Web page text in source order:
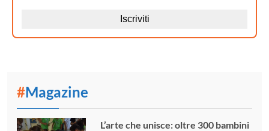
#Magazine
L’arte che unisce: oltre 300 bambini